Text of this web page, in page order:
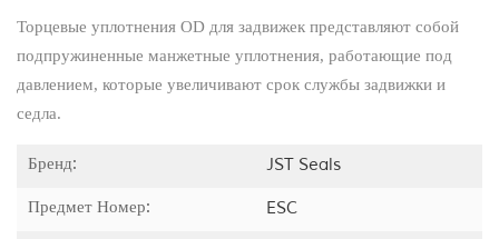
Торцевые уплотнения OD для задвижек представляют собой
подпружиненные манжетные уплотнения, работающие под
давлением, которые увеличивают срок службы задвижки и
седла.
Бренд:
JST Seals
Предмет Номер:
ESC